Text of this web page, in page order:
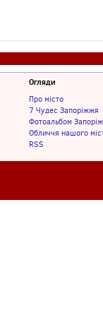
Огляди
Про місто
7 Чудес Запоріжжя
Фотоальбом
Обличчя нашого
RSS